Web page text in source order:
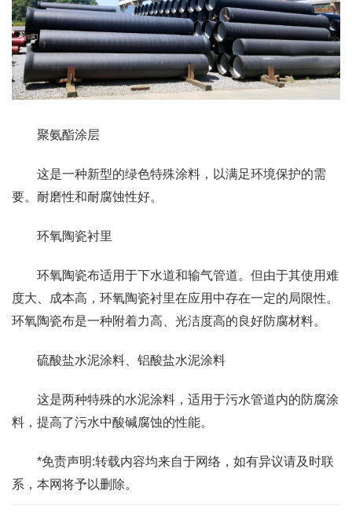
聚氨酯涂层
这是一种新型的绿色特殊涂料，以满足环境保护的需
要。耐磨性和耐腐蚀性好。
环氧陶瓷衬里
环氧陶瓷布适用于下水道和输气管道。但由于其使用难
度大、成本高，环氧陶瓷衬里在应用中存在一定的局限性。
环氧陶瓷布是一种附着力高、光洁度高的良好防腐材料。
硫酸盐水泥涂料、铝酸盐水泥涂料
这是两种特殊的水泥涂料，适用于污水管道内的防腐涂
料，提高了污水中酸碱腐蚀的性能。
*免责声明:转载内容均来自于网络，如有异议请及时联
系，本网将予以删除。